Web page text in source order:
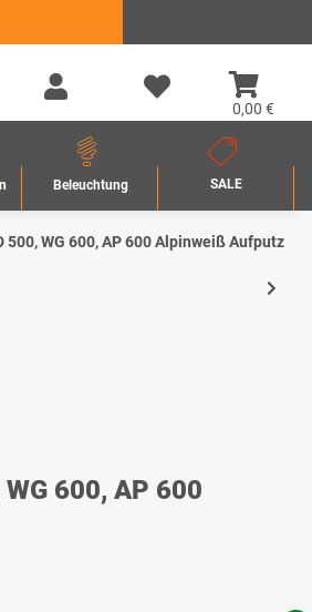
0,00 €
Beleuchtung SALE
500, WG 600, AP 600 Alpinweiß Aufputz
600, AP 600